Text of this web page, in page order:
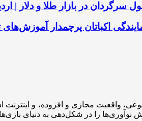
پول سرگردان در بازار طلا و
اکباتان پرچمدار
واقعیت مجازی و افزوده، و اینترنت